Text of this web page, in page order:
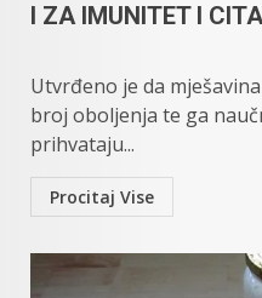
I ZA IMUNITET I
Utvrđeno je da
broj oboljenja te ga
prihvataju...
Procitaj Vise